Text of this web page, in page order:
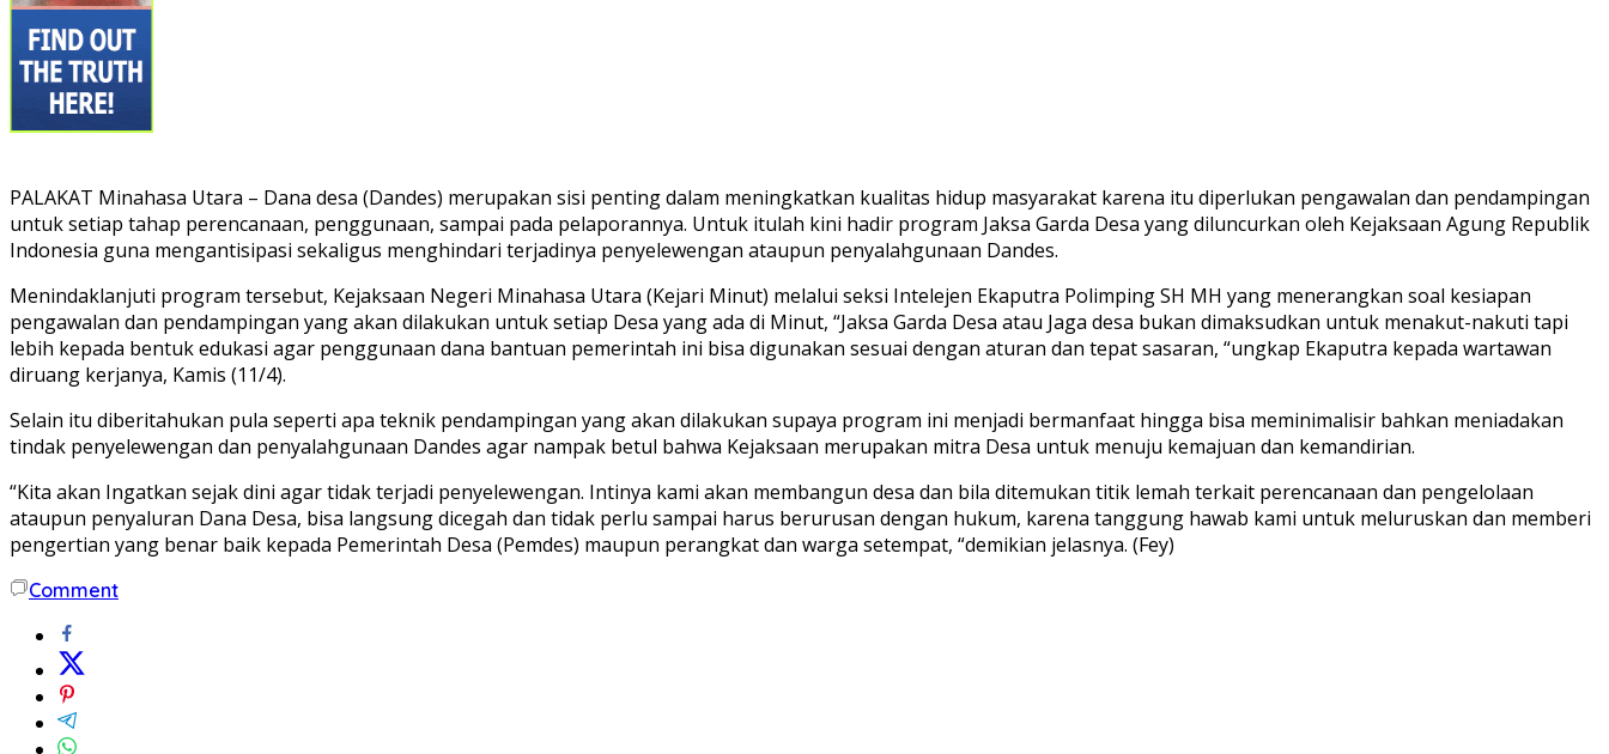
PALAKAT Minahasa Utara – Dana desa (Dandes) merupakan sisi penting dalam meningkatkan kualitas hidup masyarakat karena itu diperlukan pengawalan dan pendampingan
untuk setiap tahap perencanaan, penggunaan, sampai pada pelaporannya. Untuk itulah kini hadir program Jaksa Garda Desa yang diluncurkan oleh Kejaksaan Agung Republik
Indonesia guna mengantisipasi sekaligus menghindari terjadinya penyelewengan ataupun penyalahgunaan Dandes.
Menindaklanjuti program tersebut, Kejaksaan Negeri Minahasa Utara (Kejari Minut) melalui seksi Intelejen Ekaputra Polimping SH MH yang menerangkan soal kesiapan
pengawalan dan pendampingan yang akan dilakukan untuk setiap Desa yang ada di Minut, “Jaksa Garda Desa atau Jaga desa bukan dimaksudkan untuk menakut-nakuti tapi
lebih kepada bentuk edukasi agar penggunaan dana bantuan pemerintah ini bisa digunakan sesuai dengan aturan dan tepat sasaran, “ungkap Ekaputra kepada wartawan
diruang kerjanya, Kamis (11/4).
Selain itu diberitahukan pula seperti apa teknik pendampingan yang akan dilakukan supaya program ini menjadi bermanfaat hingga bisa meminimalisir bahkan meniadakan
tindak penyelewengan dan penyalahgunaan Dandes agar nampak betul bahwa Kejaksaan merupakan mitra Desa untuk menuju kemajuan dan kemandirian.
“Kita akan Ingatkan sejak dini agar tidak terjadi penyelewengan. Intinya kami akan membangun desa dan bila ditemukan titik lemah terkait perencanaan dan pengelolaan
ataupun penyaluran Dana Desa, bisa langsung dicegah dan tidak perlu sampai harus berurusan dengan hukum, karena tanggung hawab kami untuk meluruskan dan memberi
pengertian yang benar baik kepada Pemerintah Desa (Pemdes) maupun perangkat dan warga setempat, “demikian jelasnya. (Fey)
Comment